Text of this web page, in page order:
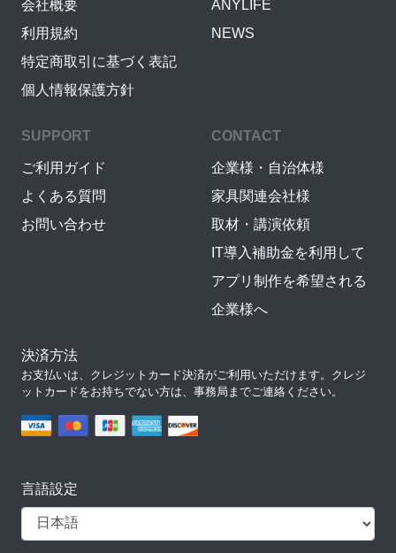
会社概要
利用規約
特定商取引に基づく表記
個人情報保護方針
ANYLIFE
NEWS
SUPPORT
ご利用ガイド
よくある質問
お問い合わせ
CONTACT
企業様・自治体様
家具関連会社様
取材・講演依頼
IT導入補助金を利用して
アプリ制作を希望される
企業様へ
決済方法
お支払いは、クレジットカード決済がご利用いただけます。クレジ
ットカードをお持ちでない方は、事務局までご連絡ください。
言語設定